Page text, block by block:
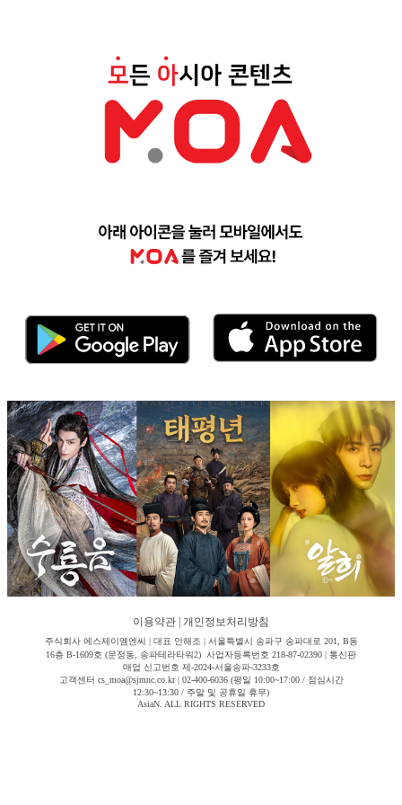
이용약관 개인정보처리방침
주식회사 에스제이엠엔씨 | 대표 안해조 | 서울특별시 송파구 송파대로 201, B동
16층 B-1609호 (문정동, 송파테라타워2) 사업자등록번호 218-87-02390 | 통신판
매업 신고번호 제-2024-서울송파-3233호
고객센터 cs_moa@sjmnc.co.kr | 02-400-6036 (평일 10:00~17:00 / 점심시간
12:30~13:30 / 주말 및 공휴일 휴무)
AsiaN. ALL RIGHTS RESERVED